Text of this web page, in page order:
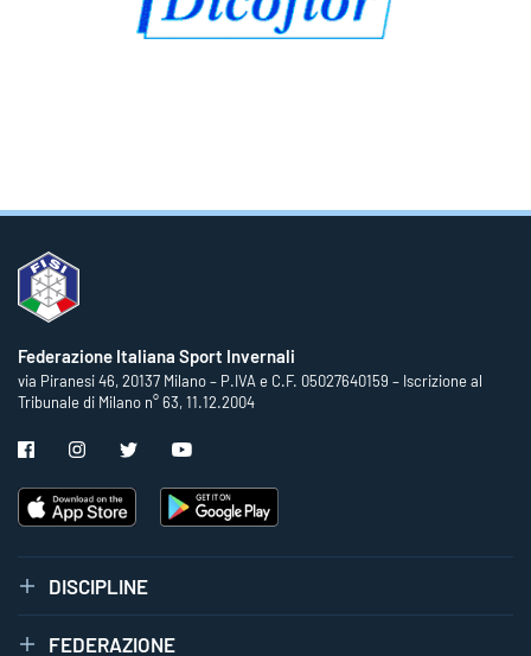
Federazione Italiana Sport Invernali
via Piranesi 46, 20137 Milano – P.IVA e C.F. 05027640159 – Iscrizione al
Tribunale di Milano n° 63, 11.12.2004
DISCIPLINE
FEDERAZIONE